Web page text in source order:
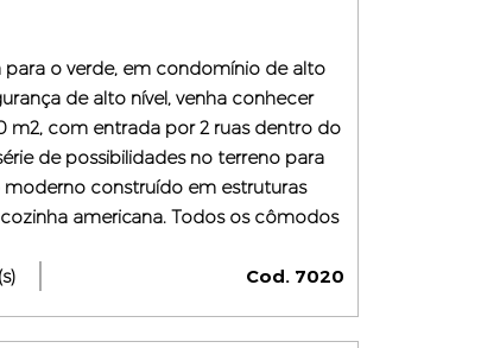
para o verde, em condomínio de alto
de alto nível, venha conhecer
m2, com entrada por 2 ruas dentro do
de possibilidades no terreno para
moderno construído em estruturas
americana. Todos os cômodos
Cod. 7020